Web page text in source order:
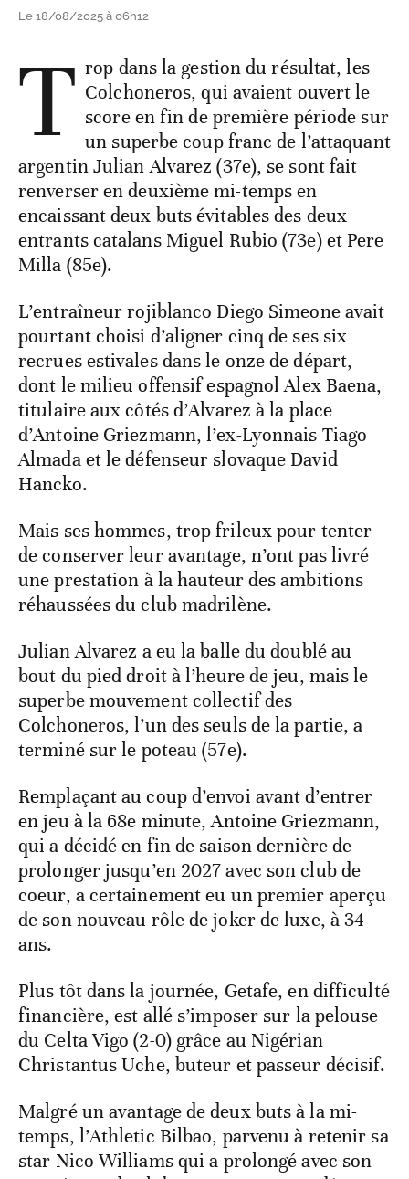
Le 18/08/2025 à 06h12
T rop dans la gestion du résultat, les
Colchoneros, qui avaient ouvert le
score en fin de première période sur
un superbe coup franc de l’attaquant
argentin Julian Alvarez (37e), se sont fait
renverser en deuxième mi-temps en
encaissant deux buts évitables des deux
entrants catalans Miguel Rubio (73e) et Pere
Milla (85e).
L’entraîneur rojiblanco Diego Simeone avait
pourtant choisi d’aligner cinq de ses six
recrues estivales dans le onze de départ,
dont le milieu offensif espagnol Alex Baena,
titulaire aux côtés d’Alvarez à la place
d’Antoine Griezmann, l’ex-Lyonnais Tiago
Almada et le défenseur slovaque David
Hancko.
Mais ses hommes, trop frileux pour tenter
de conserver leur avantage, n’ont pas livré
une prestation à la hauteur des ambitions
réhaussées du club madrilène.
Julian Alvarez a eu la balle du doublé au
bout du pied droit à l’heure de jeu, mais le
superbe mouvement collectif des
Colchoneros, l’un des seuls de la partie, a
terminé sur le poteau (57e).
Remplaçant au coup d’envoi avant d’entrer
en jeu à la 68e minute, Antoine Griezmann,
qui a décidé en fin de saison dernière de
prolonger jusqu’en 2027 avec son club de
coeur, a certainement eu un premier aperçu
de son nouveau rôle de joker de luxe, à 34
ans.
Plus tôt dans la journée, Getafe, en difficulté
financière, est allé s’imposer sur la pelouse
du Celta Vigo (2-0) grâce au Nigérian
Christantus Uche, buteur et passeur décisif.
Malgré un avantage de deux buts à la mi-
temps, l’Athletic Bilbao, parvenu à retenir sa
star Nico Williams qui a prolongé avec son